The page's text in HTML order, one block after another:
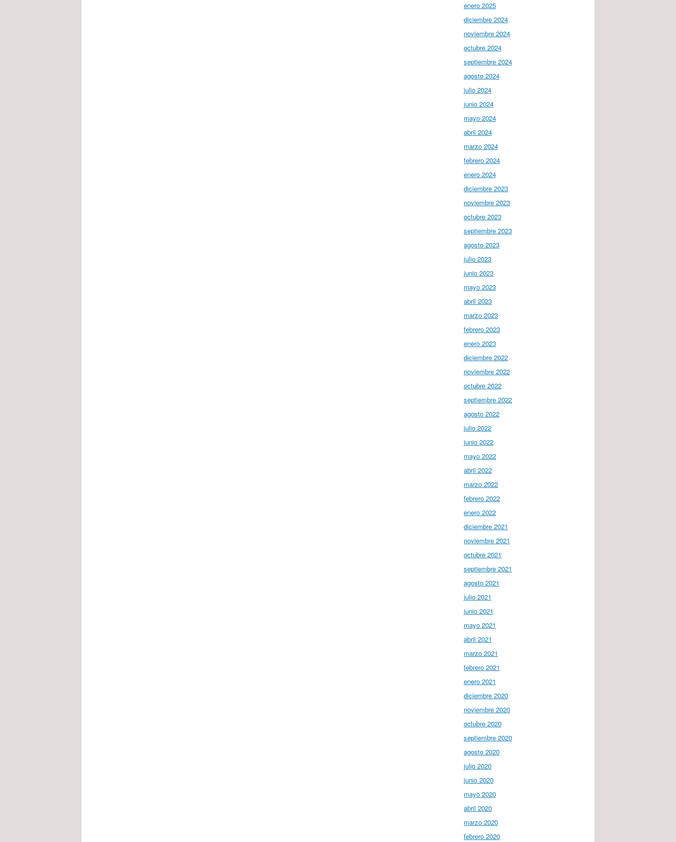
enero 2025
diciembre 2024
noviembre 2024
octubre 2024
septiembre 2024
agosto 2024
julio 2024
junio 2024
mayo 2024
abril 2024
marzo 2024
febrero 2024
enero 2024
diciembre 2023
noviembre 2023
octubre 2023
septiembre 2023
agosto 2023
julio 2023
junio 2023
mayo 2023
abril 2023
marzo 2023
febrero 2023
enero 2023
diciembre 2022
noviembre 2022
octubre 2022
septiembre 2022
agosto 2022
julio 2022
junio 2022
mayo 2022
abril 2022
marzo 2022
febrero 2022
enero 2022
diciembre 2021
noviembre 2021
octubre 2021
septiembre 2021
agosto 2021
julio 2021
junio 2021
mayo 2021
abril 2021
marzo 2021
febrero 2021
enero 2021
diciembre 2020
noviembre 2020
octubre 2020
septiembre 2020
agosto 2020
julio 2020
junio 2020
mayo 2020
abril 2020
marzo 2020
febrero 2020